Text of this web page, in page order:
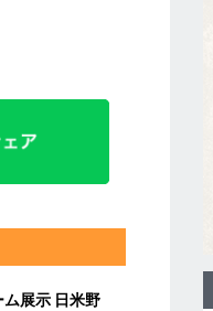
展示 日米野